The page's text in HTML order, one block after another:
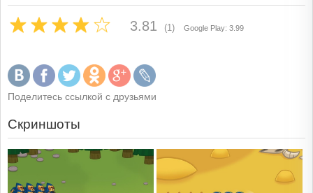
3.81 (1) Google Play: 3.99
Поделитесь ссылкой с друзьями
Скриншоты